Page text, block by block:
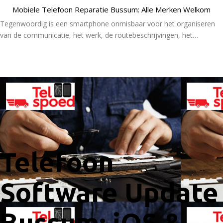
Mobiele Telefoon Reparatie Bussum: Alle Merken Welkom
Tegenwoordig is een smartphone onmisbaar voor het organiseren
van de communicatie, het werk, de routebeschrijvingen, het…
Telefoon
Software Update